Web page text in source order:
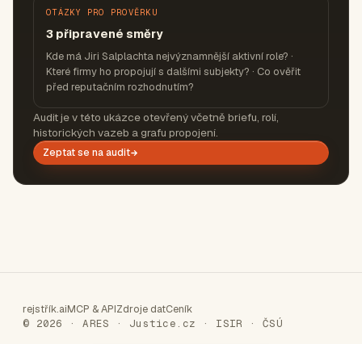
OTÁZKY PRO PROVĚRKU
3 připravené směry
Kde má Jiri Salplachta nejvýznamnější aktivní role? ·
Které firmy ho propojují s dalšími subjekty? · Co ověřit
před reputačním rozhodnutím?
Audit je v této ukázce otevřený včetně briefu, rolí,
historických vazeb a grafu propojení.
Zeptat se na audit
rejstřík.aiMCP & APIZdroje datCeník
© 2026 · ARES · Justice.cz · ISIR · ČSÚ